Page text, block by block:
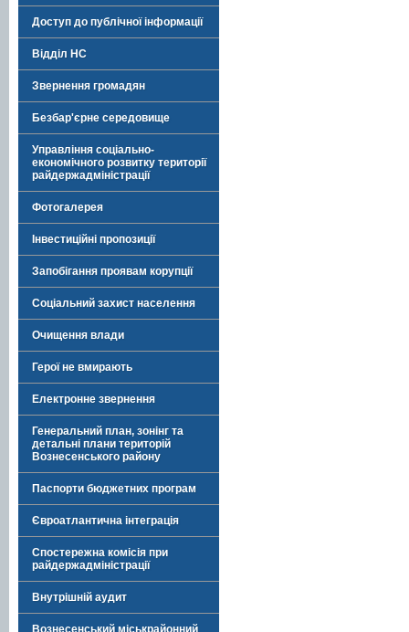
Доступ до публічної інформації
Відділ НС
Звернення громадян
Безбар'єрне середовище
Управління соціально-
економічного розвитку території
райдержадміністрації
Фотогалерея
Інвестиційні пропозиції
Запобігання проявам корупції
Соціальний захист населення
Очищення влади
Герої не вмирають
Електронне звернення
Генеральний план, зонінг та
детальні плани територій
Вознесенського району
Паспорти бюджетних програм
Євроатлантична інтеграція
Спостережна комісія при
райдержадміністрації
Внутрішній аудит
Вознесенський міськрайонний